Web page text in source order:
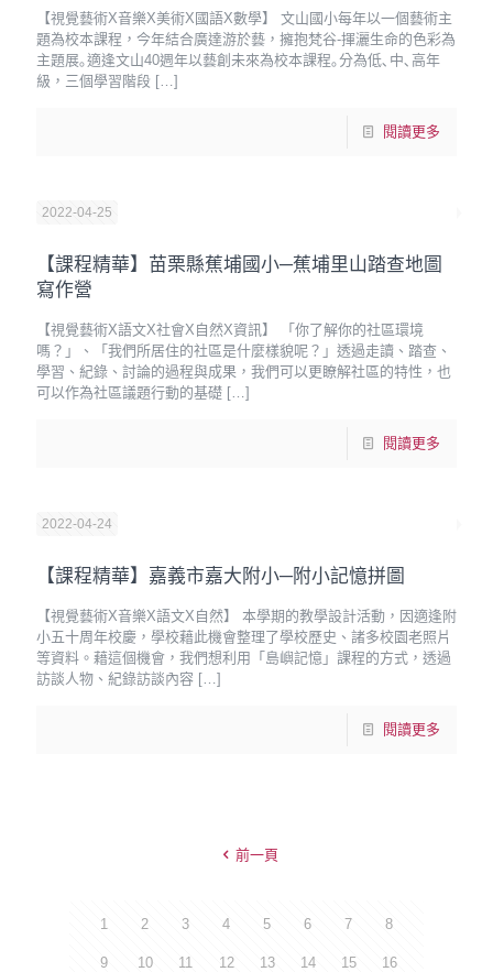
【視覺藝術X音樂X美術X國語X數學】 文山國小每年以一個藝術主
題為校本課程，今年結合廣達游於藝，擁抱梵谷-揮灑生命的色彩為
主題展｡適逢文山40週年以藝創未來為校本課程｡分為低､中､高年
級，三個學習階段 […]
閱讀更多
2022-04-25
【課程精華】苗栗縣蕉埔國小─蕉埔里山踏查地圖
寫作營
【視覺藝術X語文X社會X自然X資訊】 「你了解你的社區環境
嗎？」、「我們所居住的社區是什麼樣貌呢？」透過走讀、踏查、
學習、紀錄、討論的過程與成果，我們可以更瞭解社區的特性，也
可以作為社區議題行動的基礎 […]
閱讀更多
2022-04-24
【課程精華】嘉義市嘉大附小─附小記憶拼圖
【視覺藝術X音樂X語文X自然】 本學期的教學設計活動，因適逢附
小五十周年校慶，學校藉此機會整理了學校歷史、諸多校園老照片
等資料。藉這個機會，我們想利用「島嶼記憶」課程的方式，透過
訪談人物、紀錄訪談內容 […]
閱讀更多
前一頁
1 2 3 4 5 6 7 8
9 10 11 12 13 14 15 16